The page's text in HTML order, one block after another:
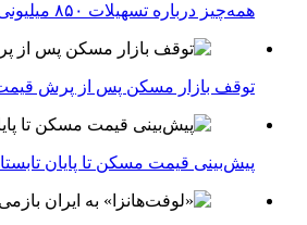
همه‌چیز درباره تسهیلات ۸۵۰ میلیونی
توقف بازار مسکن پس از پرش
پیش‌بینی قیمت مسکن تا پایان تابستان